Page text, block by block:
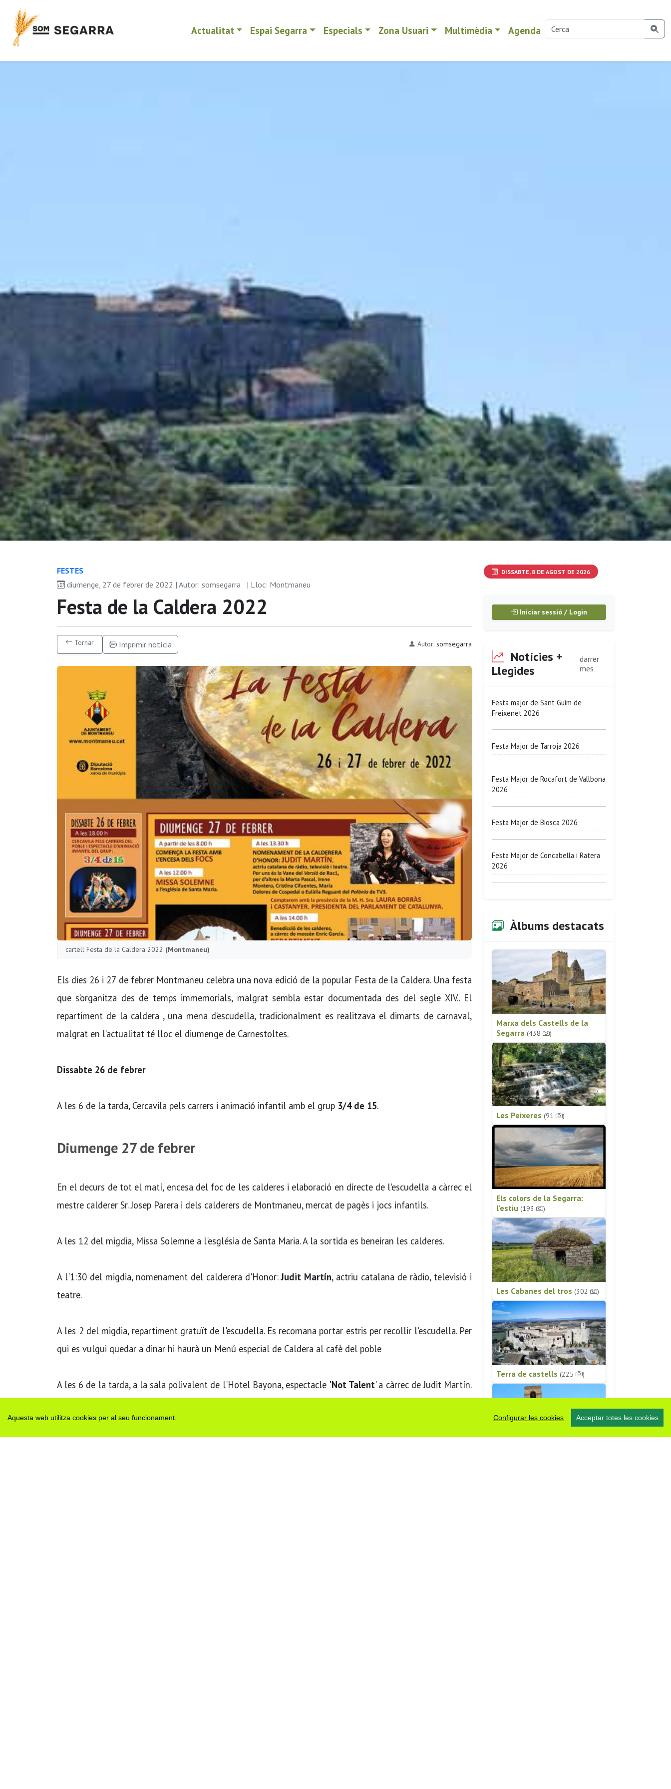
Aquesta web utilitza cookies per al seu funcionament. Configurar les cookies Acceptar totes les cookies
Actualitat Espai Segarra Especials Zona Usuari Multimèdia Agenda
FESTES
diumenge, 27 de febrer de 2022 | Autor: somsegarra
| Lloc: Montmaneu
Festa de la Caldera 2022
Tornar Imprimir notícia Autor: somsegarra
cartell Festa de la Caldera 2022 (Montmaneu)
Els dies 26 i 27 de febrer Montmaneu celebra una nova edició de la popular Festa de la Caldera. Una festa
que s’organitza des de temps immemorials, malgrat sembla estar documentada des del segle XIV.. El
repartiment de la caldera , una mena d’escudella, tradicionalment es realitzava el dimarts de carnaval,
malgrat en l’actualitat té lloc el diumenge de Carnestoltes.
Dissabte 26 de febrer
A les 6 de la tarda, Cercavila pels carrers i animació infantil amb el grup 3/4 de 15.
Diumenge 27 de febrer
En el decurs de tot el matí, encesa del foc de les calderes i elaboració en directe de l'escudella a càrrec el
mestre calderer Sr. Josep Parera i dels calderers de Montmaneu, mercat de pagès i jocs infantils.
A les 12 del migdia, Missa Solemne a l'església de Santa Maria. A la sortida es beneiran les calderes.
A l'1:30 del migdia, nomenament del calderera d'Honor:Judit Martín, actriu catalana de ràdio, televisió i
teatre.
A les 2 del migdia, repartiment gratuït de l'escudella. Es recomana portar estris per recollir l'escudella. Per
qui es vulgui quedar a dinar hi haurà un Menú especial de Caldera al cafè del poble
A les 6 de la tarda, a la sala polivalent de l'Hotel Bayona, espectacle 'Not Talent' a càrrec de Judit Martín.
DISSABTE, 8 DE AGOST DE 2026
Iniciar sessió / Login
Notícies +
Llegides
darrer
mes
Festa major de Sant Guim de
Freixenet 2026
Festa Major de Tarroja 2026
Festa Major de Rocafort de Vallbona
2026
Festa Major de Biosca 2026
Festa Major de Concabella i Ratera
2026
Àlbums destacats
Marxa dels Castells de la
Segarra (438 )
Les Peixeres (91 )
Els colors de la Segarra:
l'estiu (193 )
Les Cabanes del tros (302 )
Terra de castells (225 )